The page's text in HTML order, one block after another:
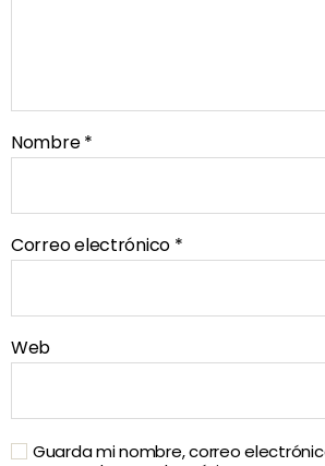
Nombre*
Correo electrónico *
Web
Guarda mi nombre, correo